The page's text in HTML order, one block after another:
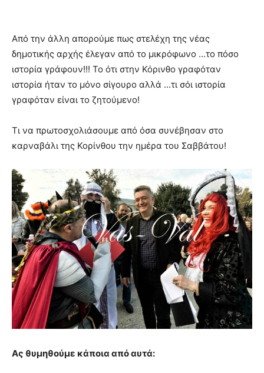
Από την άλλη απορούμε πως στελέχη της νέας
δημοτικής αρχής έλεγαν από το μικρόφωνο …το πόσο
ιστορία γράφουν!!! Το ότι στην Κόρινθο γραφόταν
ιστορία ήταν το μόνο σίγουρο αλλά …τι σόι ιστορία
γραφόταν είναι το ζητούμενο!
Τι να πρωτοσχολιάσουμε από όσα συνέβησαν στο
καρναβάλι της Κορίνθου την ημέρα του Σαββάτου!
Ας θυμηθούμε κάποια από αυτά: